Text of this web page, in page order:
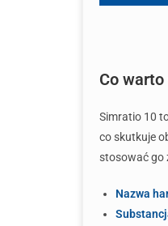
Co
Simratio 10
co skutkuje
stosować go
Nazwa